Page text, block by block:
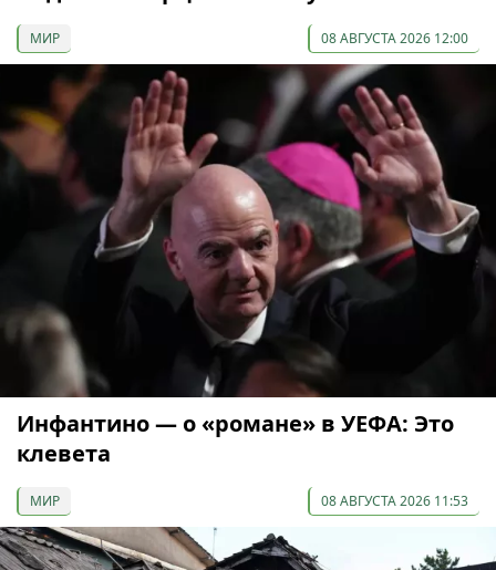
МИР 08 АВГУСТА 2026 12:00
Инфантино — о «романе» в УЕФА: Это
клевета
МИР 08 АВГУСТА 2026 11:53